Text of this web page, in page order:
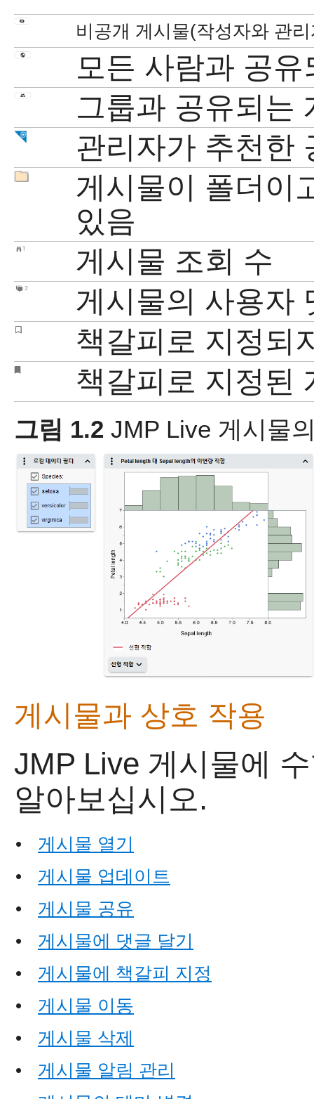
비공개 게시물(작성자와 관
모든 사람과 공
그룹과 공유되는
관리자가 추천한
게시물이 폴더이
있음
게시물 조회 수
게시물의 사용자
책갈피로 지정되
책갈피로 지정된
그림 1.2 JMP Live 게시물
게시물과 상호 작용
JMP Live 게시물에
알아보십시오.
•
게시물 열기
•
게시물 업데이트
•
게시물 공유
•
게시물에 댓글 달기
•
게시물에 책갈피 지정
•
게시물 이동
•
게시물 삭제
•
게시물 알림 관리